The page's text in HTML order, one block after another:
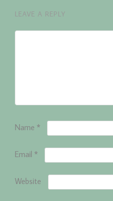
LEAVE A REPLY
Name *
Email *
Website